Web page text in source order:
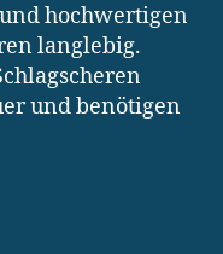
hochwertigen
langlebig.
und benötigen